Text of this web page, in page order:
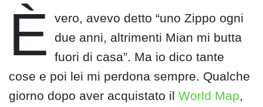
È
vero, avevo detto “uno Zippo ogni
due anni, altrimenti Mian mi butta
fuori di casa”. Ma io dico tante
cose e poi lei mi perdona sempre. Qualche
giorno dopo aver acquistato il World Map